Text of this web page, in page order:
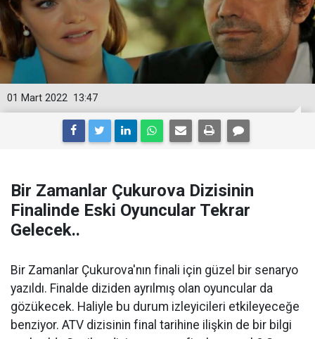
13:47
01 Mart 2022
Bir Zamanlar Çukurova Dizisinin
Finalinde Eski Oyuncular Tekrar
Gelecek..
Bir Zamanlar Çukurova'nın finali için güzel bir senaryo
yazıldı. Finalde diziden ayrılmış olan oyuncular da
gözükecek. Haliyle bu durum izleyicileri etkileyeceğe
benziyor. ATV dizisinin final tarihine ilişkin de bir bilgi